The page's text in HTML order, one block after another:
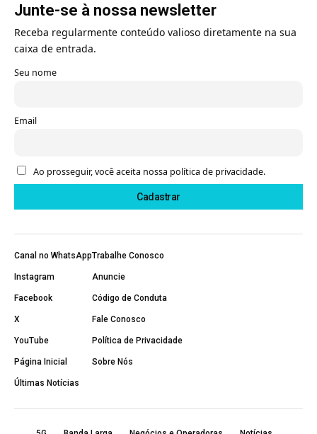
Junte-se à nossa newsletter
Receba regularmente conteúdo valioso diretamente na sua
caixa de entrada.
Seu nome
Email
Ao prosseguir, você aceita nossa política de privacidade.
Canal no WhatsApp
Instagram
Facebook
X
YouTube
Página Inicial
Últimas Notícias
Trabalhe Conosco
Anuncie
Código de Conduta
Fale Conosco
Política de Privacidade
Sobre Nós